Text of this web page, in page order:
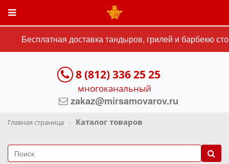
Бесплатная доставка тандыров, грилей и барбекю
8 (812) 336 25 25
многоканальный
zakaz@mirsamovarov.ru
Главная страница Каталог товаров